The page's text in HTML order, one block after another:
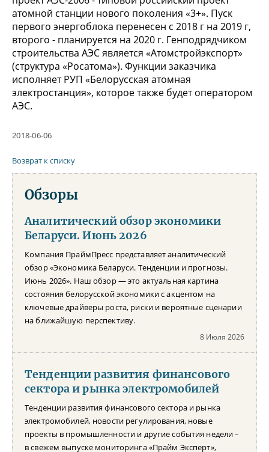
атомной станции нового поколения «3+». Пуск
первого энергоблока перенесен с 2018 г на 2019 г,
второго - планируется на 2020 г. Генподрядчиком
строительства АЭС является «Атомстройэкспорт»
(структура «Росатома»). Функции заказчика
исполняет РУП «Белорусская атомная
электростанция», которое также будет оператором
АЭС.
2018-06-06
Возврат к списку
Обзоры
Аналитический обзор экономики
Беларуси. Июнь 2026
Компания ПраймПресс представляет аналитический
обзор «Экономика Беларуси. Тенденции и прогнозы.
Июнь 2026». Наш обзор — это актуальная картина
состояния белорусской экономики с акцентом на
ключевые драйверы роста, риски и вероятные сценарии
на ближайшую перспективу.
8 Июля 2026
Тенденции развития финансового
сектора и рынка электромобилей
Тенденции развития финансового сектора и рынка
электромобилей, новости регулирования, новые
проекты в промышленности и другие события недели –
в свежем выпуске мониторинга «Прайм Эксперт»,